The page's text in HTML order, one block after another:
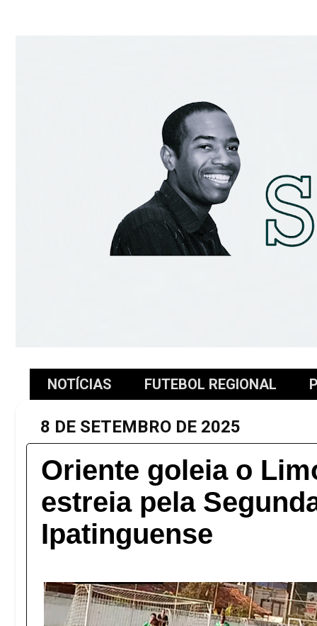
NOTÍCIAS FUTEBOL REGIONAL
8 DE SETEMBRO DE 2025
Oriente goleia o
estreia pela
Ipatinguense